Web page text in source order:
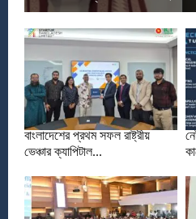
বাংলাদেশের প্রথম সফল রাষ্ট্রীয়
ভেঞ্চার ক্যাপিটাল...